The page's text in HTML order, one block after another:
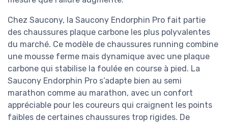
Chez Saucony, la Saucony Endorphin Pro fait partie
des chaussures plaque carbone les plus polyvalentes
du marché. Ce modèle de chaussures running combine
une mousse ferme mais dynamique avec une plaque
carbone qui stabilise la foulée en course à pied. La
Saucony Endorphin Pro s’adapte bien au semi
marathon comme au marathon, avec un confort
appréciable pour les coureurs qui craignent les points
faibles de certaines chaussures trop rigides. De